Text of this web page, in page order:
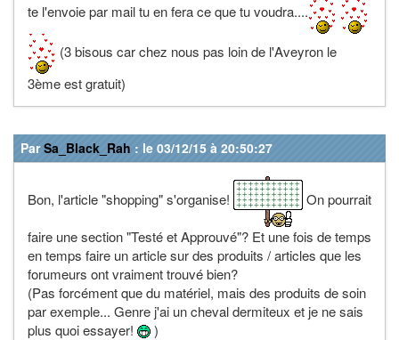
te l'envoie par mail tu en fera ce que tu voudra....
(3 bisous car chez nous pas loin de l'Aveyron le
3ème est gratuit)
ParSa_Black_Rah : le 03/12/15 à 20:50:27
Bon, l'article "shopping" s'organise!
On pourrait
faire une section "Testé et Approuvé"? Et une fois de temps
en temps faire un article sur des produits / articles que les
forumeurs ont vraiment trouvé bien?
(Pas forcément que du matériel, mais des produits de soin
par exemple... Genre j'ai un cheval dermiteux et je ne sais
plus quoi essayer!
)